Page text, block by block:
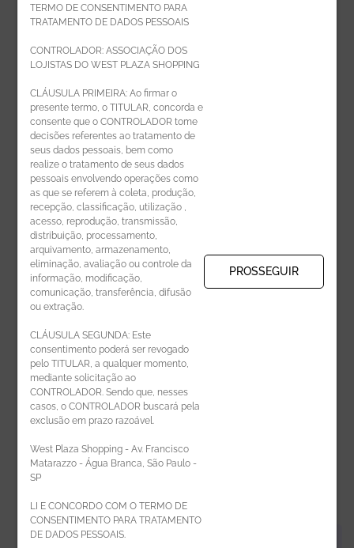
TERMO DE CONSENTIMENTO PARA
TRATAMENTO DE DADOS PESSOAIS
CONTROLADOR: ASSOCIAÇÃO DOS
LOJISTAS DO WEST PLAZA SHOPPING
CLÁUSULA PRIMEIRA: Ao firmar o
presente termo, o TITULAR, concorda e
consente que o CONTROLADOR tome
decisões referentes ao tratamento de
seus dados pessoais, bem como
realize o tratamento de seus dados
pessoais envolvendo operações como
as que se referem à coleta, produção,
recepção, classificação, utilização ,
acesso, reprodução, transmissão,
distribuição, processamento,
arquivamento, armazenamento,
eliminação, avaliação ou controle da
informação, modificação,
comunicação, transferência, difusão
ou extração.
CLÁUSULA SEGUNDA: Este
consentimento poderá ser revogado
pelo TITULAR, a qualquer momento,
mediante solicitação ao
CONTROLADOR. Sendo que, nesses
casos, o CONTROLADOR buscará pela
exclusão em prazo razoável.
West Plaza Shopping - Av. Francisco
Matarazzo - Água Branca, São Paulo -
SP
LI E CONCORDO COM O TERMO DE
CONSENTIMENTO PARA TRATAMENTO
DE DADOS PESSOAIS.
PROSSEGUIR
Faça parte da equipe West Plaza
Politica de privacidade
Código de Ética de Parceiros
CADASTRE-SE
Receba novidades por e-mail:
CADASTRAR